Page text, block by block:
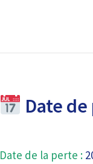
Date
Date de la perte :